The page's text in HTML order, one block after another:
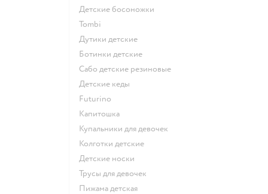
Детские босоножки
Tombi
Дутики детские
Ботинки детские
Сабо детские резиновые
Детские кеды
Futurino
Капитошка
Купальники для девочек
Колготки детские
Детские носки
Трусы для девочек
Пижама детская